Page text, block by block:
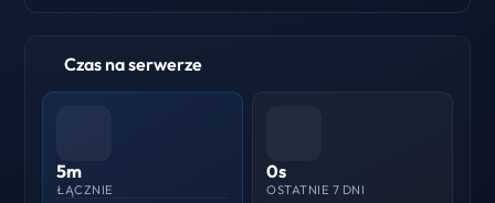
Czas na serwerze
5m
ŁĄCZNIE
0s
OSTATNIE 7 DNI